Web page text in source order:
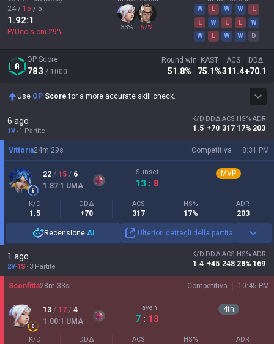
24 / 15 / 5
1.92:1
P/Uccisioni 29%
33% 67%
W L W W
L
L
W L L
W
W
L W W D
OP Score
783 / 1000
Round win
51.8%
KAST
75.1%
ACS
311.4
DDΔ
+70.1
Use OP Score for a more accurate skill check.
6 ago
1V 1 Partite
K/D
1.5
DDΔ
+70
ACS
317
HS%
17%
ADR
203
Competitiva 8:31 PM
Vittoria24m 29s
22 / 15 / 6
1.87:1 UMA
Sunset
13 : 8
MVP
K/D
1.5
DDΔ
+70
ACS
317
HS%
17%
ADR
203
Recensione AI Ulteriori dettagli della partita
1 ago
2V-1S 3 Partite
K/D
1.4
DDΔ
+45
ACS
248
HS%
28%
ADR
169
Competitiva 10:45 PM
Sconfitta28m 33s
13 / 17 / 4
1.00:1 UMA
Haven
7 : 13
4th
K/D DDΔ ACS HS% ADR